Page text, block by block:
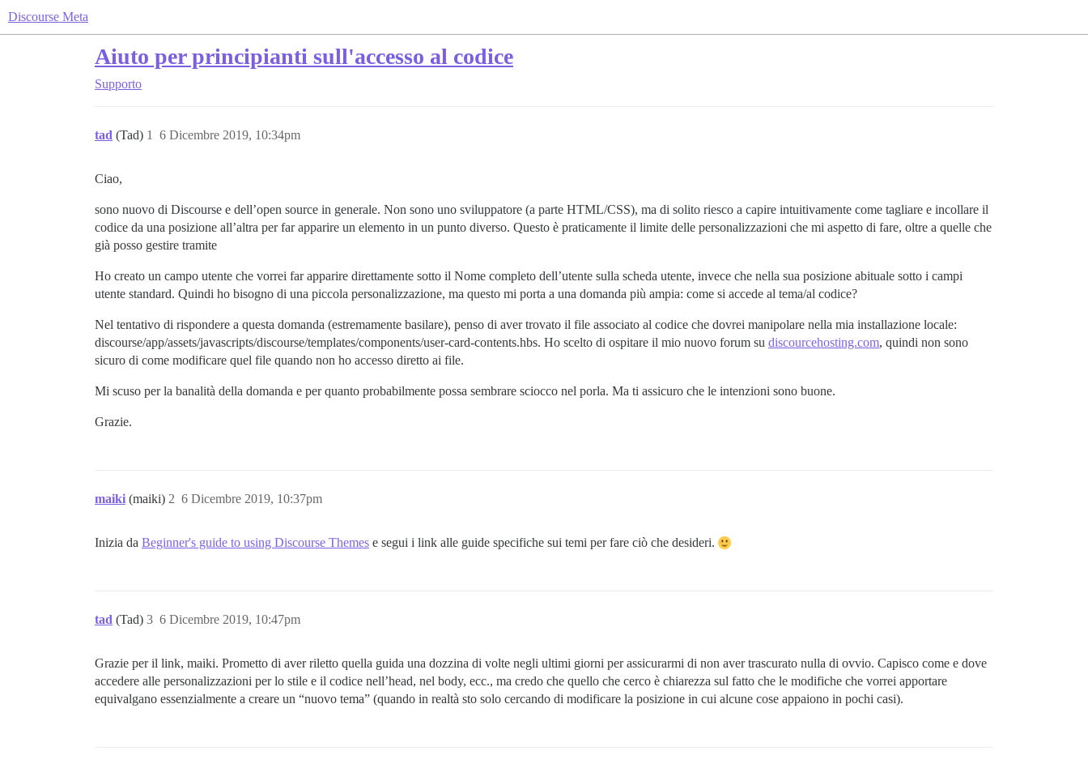
Discourse Meta
Aiuto per principianti sull'accesso al codice
Supporto
tad (Tad) 6 Dicembre 2019, 10:34pm
1
Ciao,
sono nuovo di Discourse e dell’open source in generale. Non sono uno sviluppatore (a parte HTML/CSS), ma di solito riesco a capire intuitivamente come tagliare e incollare il
codice da una posizione all’altra per far apparire un elemento in un punto diverso. Questo è praticamente il limite delle personalizzazioni che mi aspetto di fare, oltre a quelle che
già posso gestire tramite
Ho creato un campo utente che vorrei far apparire direttamente sotto il Nome completo dell’utente sulla scheda utente, invece che nella sua posizione abituale sotto i campi
utente standard. Quindi ho bisogno di una piccola personalizzazione, ma questo mi porta a una domanda più ampia: come si accede al tema/al codice?
Nel tentativo di rispondere a questa domanda (estremamente basilare), penso di aver trovato il file associato al codice che dovrei manipolare nella mia installazione locale:
discourse/app/assets/javascripts/discourse/templates/components/user-card-contents.hbs. Ho scelto di ospitare il mio nuovo forum su discourcehosting.com, quindi non sono
sicuro di come modificare quel file quando non ho accesso diretto ai file.
Mi scuso per la banalità della domanda e per quanto probabilmente possa sembrare sciocco nel porla. Ma ti assicuro che le intenzioni sono buone.
Grazie.
maiki (maiki) 6 Dicembre 2019, 10:37pm
2
Inizia da Beginner's guide to using Discourse Themes e segui i link alle guide specifiche sui temi per fare ciò che desideri.
tad (Tad) 6 Dicembre 2019, 10:47pm
3
Grazie per il link, maiki. Prometto di aver riletto quella guida una dozzina di volte negli ultimi giorni per assicurarmi di non aver trascurato nulla di ovvio. Capisco come e dove
accedere alle personalizzazioni per lo stile e il codice nell’head, nel body, ecc., ma credo che quello che cerco è chiarezza sul fatto che le modifiche che vorrei apportare
equivalgano essenzialmente a creare un “nuovo tema” (quando in realtà sto solo cercando di modificare la posizione in cui alcune cose appaiono in pochi casi).